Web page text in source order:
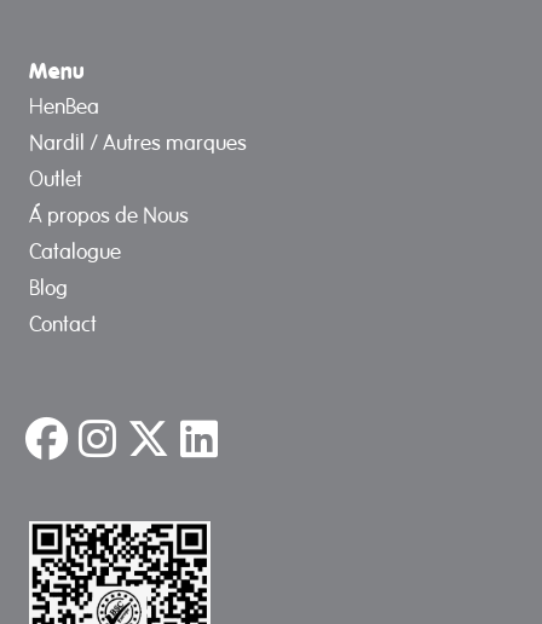
Menu
HenBea
Nardil / Autres marques
Outlet
Á propos de Nous
Catalogue
Blog
Contact